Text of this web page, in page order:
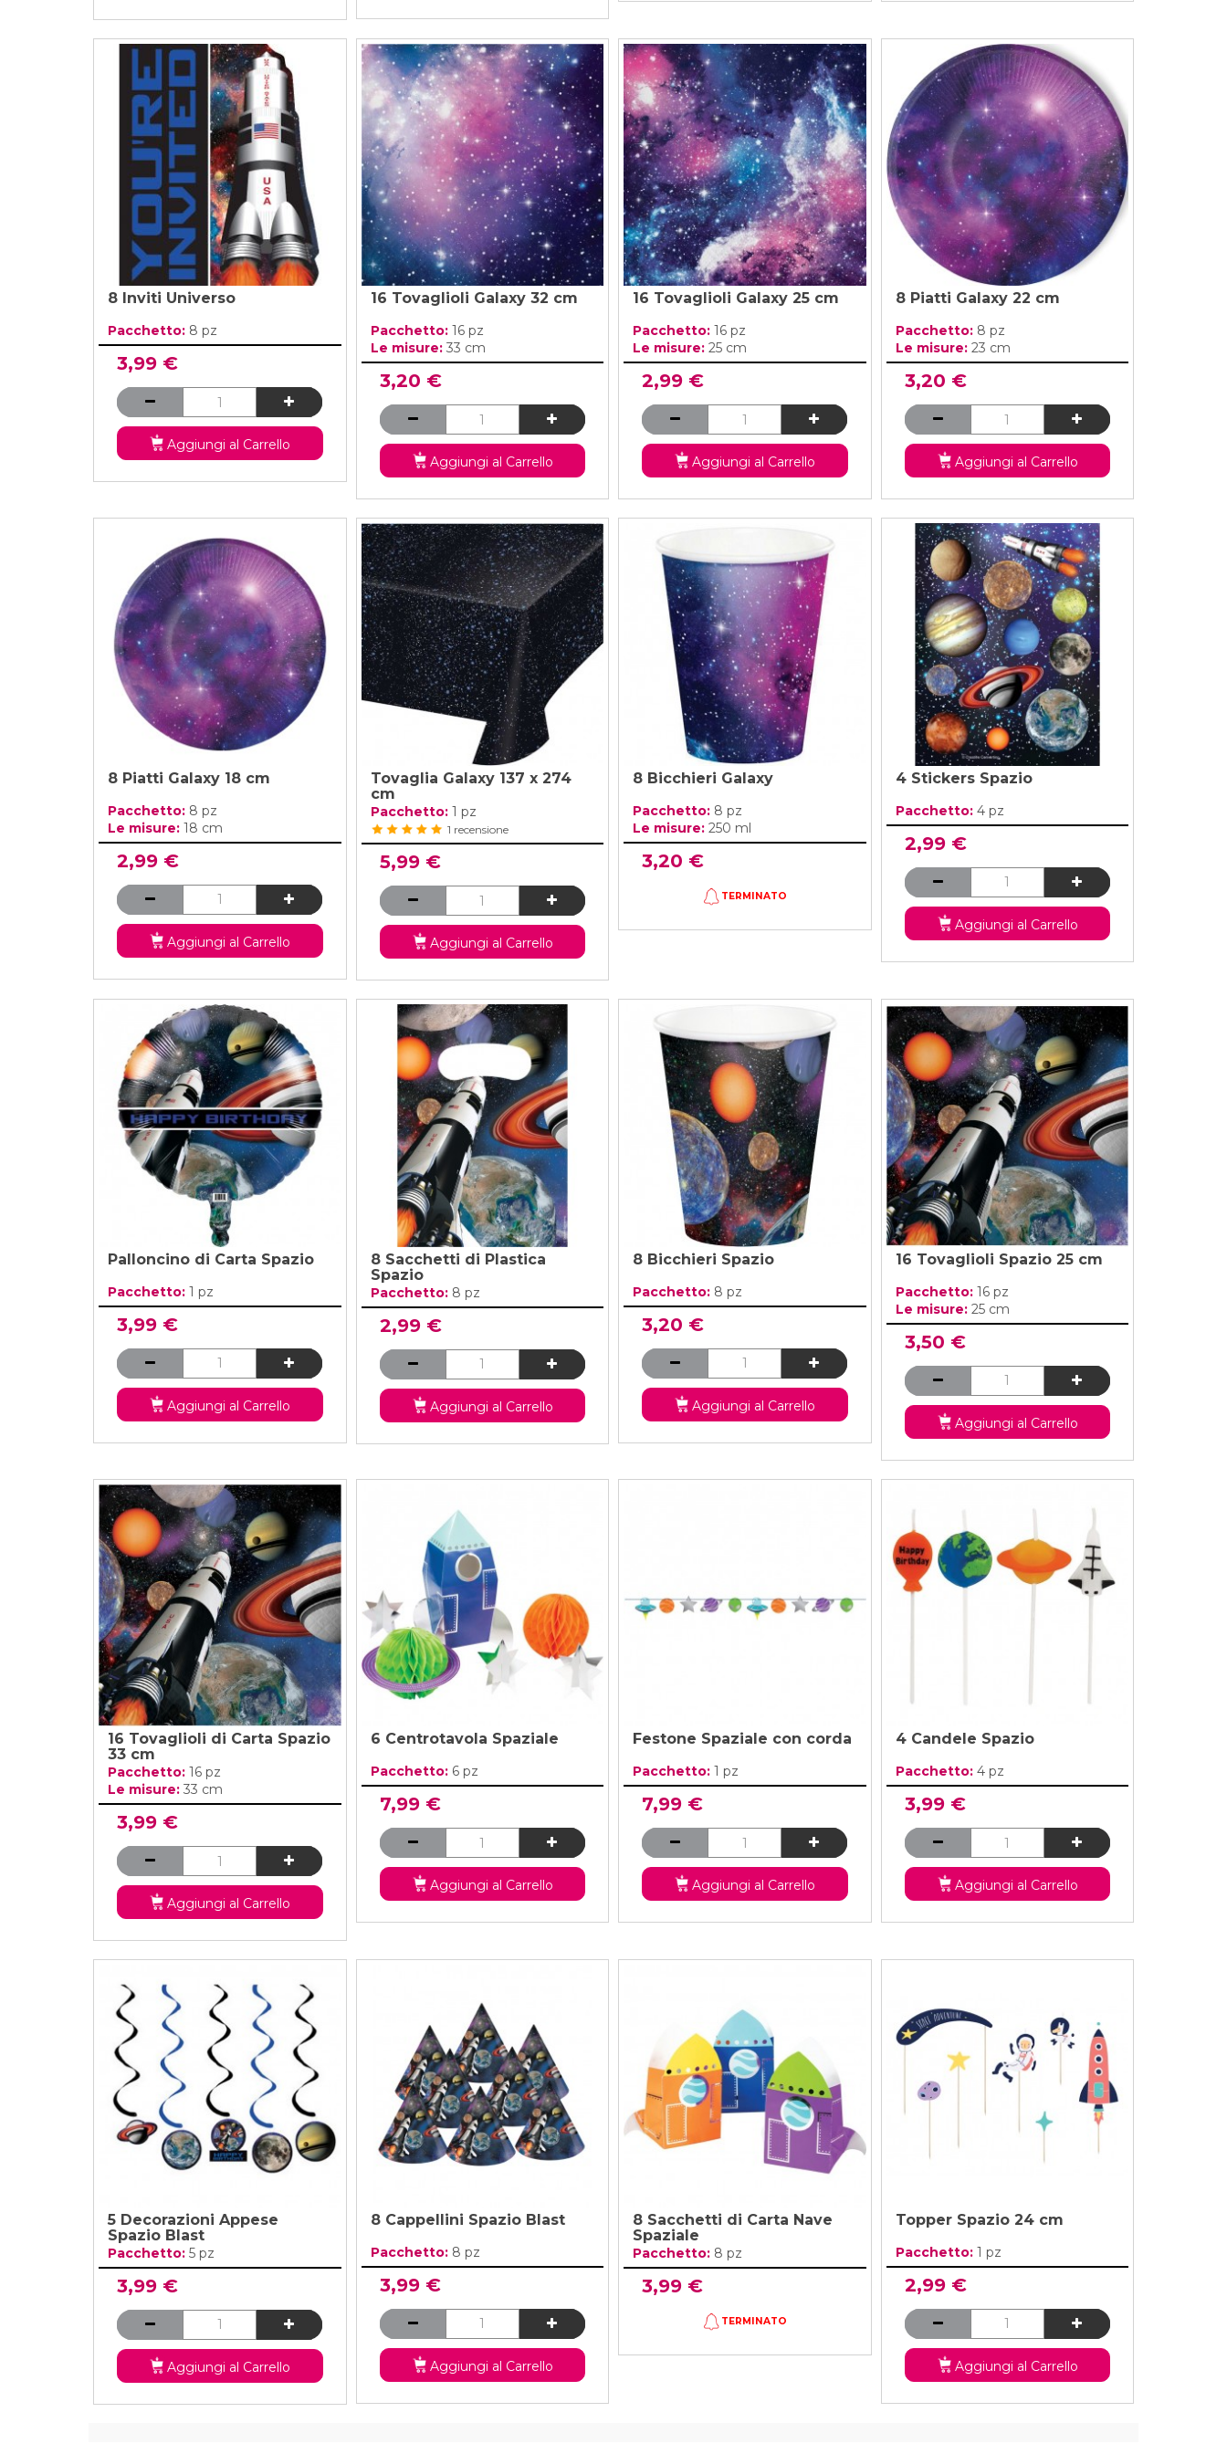
8 Inviti Universo
Pacchetto: 8 pz
3,99 €
Aggiungi al Carrello
16 Tovaglioli Galaxy 32 cm
Pacchetto: 16 pz
Le misure: 33 cm
3,20 €
Aggiungi al Carrello
16 Tovaglioli Galaxy 25 cm
Pacchetto: 16 pz
Le misure: 25 cm
2,99 €
Aggiungi al Carrello
8 Piatti Galaxy 22 cm
Pacchetto: 8 pz
Le misure: 23 cm
3,20 €
Aggiungi al Carrello
8 Piatti Galaxy 18 cm
Pacchetto: 8 pz
Le misure: 18 cm
2,99 €
Aggiungi al Carrello
Tovaglia Galaxy 137 x 274
cm
Pacchetto: 1 pz
1 recensione
5,99 €
Aggiungi al Carrello
8 Bicchieri Galaxy
Pacchetto: 8 pz
Le misure: 250 ml
3,20 €
TERMINATO
4 Stickers Spazio
Pacchetto: 4 pz
2,99 €
Aggiungi al Carrello
Palloncino di Carta Spazio
Pacchetto: 1 pz
3,99 €
Aggiungi al Carrello
8 Sacchetti di Plastica
Spazio
Pacchetto: 8 pz
2,99 €
Aggiungi al Carrello
8 Bicchieri Spazio
Pacchetto: 8 pz
3,20 €
Aggiungi al Carrello
16 Tovaglioli Spazio 25 cm
Pacchetto: 16 pz
Le misure: 25 cm
3,50 €
Aggiungi al Carrello
16 Tovaglioli di Carta Spazio
33 cm
Pacchetto: 16 pz
Le misure: 33 cm
3,99 €
Aggiungi al Carrello
6 Centrotavola Spaziale
Pacchetto: 6 pz
7,99 €
Aggiungi al Carrello
Festone Spaziale con corda
Pacchetto: 1 pz
7,99 €
Aggiungi al Carrello
4 Candele Spazio
Pacchetto: 4 pz
3,99 €
Aggiungi al Carrello
5 Decorazioni Appese
Spazio Blast
Pacchetto: 5 pz
3,99 €
Aggiungi al Carrello
8 Cappellini Spazio Blast
Pacchetto: 8 pz
3,99 €
Aggiungi al Carrello
8 Sacchetti di Carta Nave
Spaziale
Pacchetto: 8 pz
3,99 €
TERMINATO
Topper Spazio 24 cm
Pacchetto: 1 pz
2,99 €
Aggiungi al Carrello